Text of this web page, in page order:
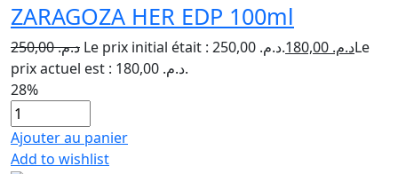
ZARAGOZA HER EDP 100ml
د.م.250,00 Le prix initial était : د.م. 250,00. د.م.Le
prix actuel est : د.م. 180,00.
28%
Ajouter au panier
Add to wishlist